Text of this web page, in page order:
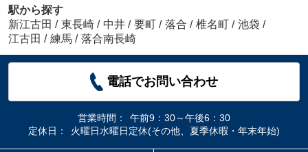
駅から探す
新江古田 / 東長崎 / 中井 / 要町 / 落合 / 椎名町 / 池袋 /
江古田 / 練馬 / 落合南長崎
電話でお問い合わせ
営業時間：
午前9：30～午後6：30
定休日：
火曜日水曜日定休(その他、夏季休暇・年末年始)